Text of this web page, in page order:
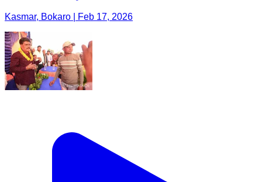
Kasmar, Bokaro | Feb 17, 2026